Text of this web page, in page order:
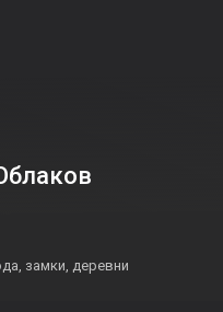
замки, деревни